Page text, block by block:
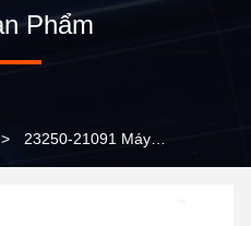
Phẩm
> 23250-21091 Máy